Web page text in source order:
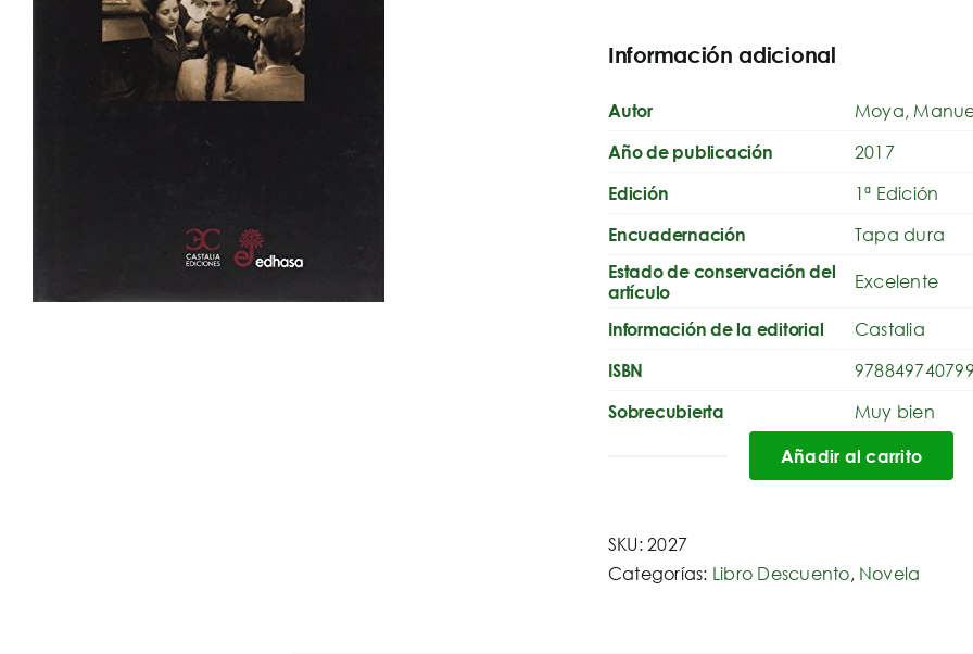
Información adicional
Autor Moya,
Año de publicación 2017
Edición 1ª Edición
Encuadernación Tapa dura
Estado de conservación del
artículo
Excelente
Información de la editorial Castalia
ISBN
Sobrecubierta Muy bien
Añadir al carrito
SKU:2027
Categorías: Libro Descuento, Novela